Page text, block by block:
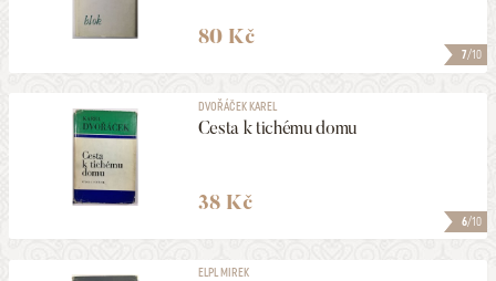
7/10
80 Kč
6/10
DVOŘÁČEK KAREL
Cesta k tichému domu
38 Kč
ELPL MIREK